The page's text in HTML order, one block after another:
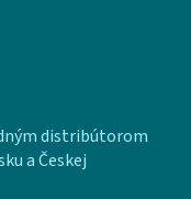
distribútorom
a Českej